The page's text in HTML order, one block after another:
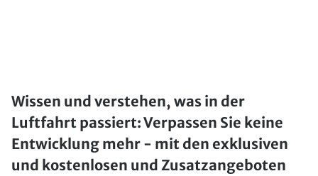
Wissen und verstehen, was in der
Luftfahrt passiert: Verpassen Sie keine
Entwicklung mehr - mit den exklusiven
und kostenlosen und Zusatzangeboten